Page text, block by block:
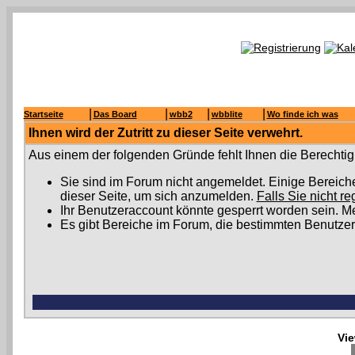
Startseite Das Board wbb2 wbblite Wo finde ich was
Ihnen wird der Zutritt zu dieser Seite verwehrt.
Aus einem der folgenden Gründe fehlt Ihnen die
Sie sind im Forum nicht angemeldet. Einige
dieser Seite, um sich anzumelden. Falls Sie nicht
Ihr Benutzeraccount könnte gesperrt worden sein.
Es gibt Bereiche im Forum, die bestimmten